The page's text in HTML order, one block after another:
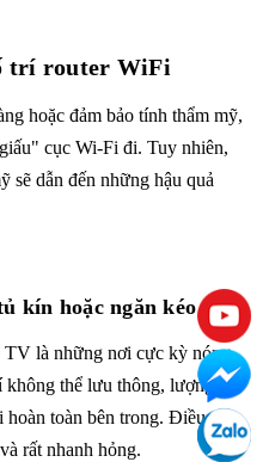
trí router WiFi
hoặc đảm bảo tính thẩm mỹ,
cục Wi-Fi đi. Tuy nhiên,
sẽ dẫn đến những hậu quả
kín hoặc ngăn kéo
TV là những nơi cực kỳ nóng
thể lưu thông, lượng
toàn bên trong. Điều này
rất nhanh hỏng.